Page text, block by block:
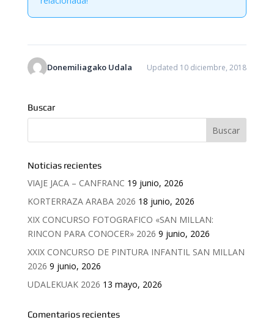
Donemiliagako Udala Updated 10 diciembre, 2018
Buscar
Noticias recientes
VIAJE JACA – CANFRANC 19 junio, 2026
KORTERRAZA ARABA 2026 18 junio, 2026
XIX CONCURSO FOTOGRAFICO «SAN MILLAN:
RINCON PARA CONOCER» 2026 9 junio, 2026
XXIX CONCURSO DE PINTURA INFANTIL SAN MILLAN
2026 9 junio, 2026
UDALEKUAK 2026 13 mayo, 2026
Comentarios recientes